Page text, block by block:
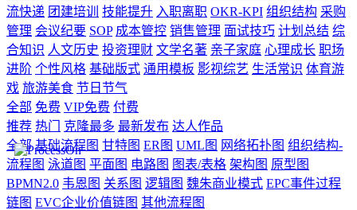
流快递 团建培训 技能提升 入职离职 OKR-KPI 组织结构 采购
管理 会议纪要 SOP 成本管控 销售管理 面试技巧 计划总结 综
合知识 人文历史 投资理财 文学名著 亲子家庭 心理成长 职场
进阶 个性风格 基础版式 通用模板 影视综艺 生活常识 体育游
戏 旅游美食 节日节气
全部 免费 VIP免费 付费
推荐 热门 克隆最多 最新发布 达人作品
全部 基础流程图 甘特图 ER图 UML图 网络拓扑图 组织结构-
流程图 泳道图 平面图 电路图 图表/表格 架构图 原型图
BPMN2.0 韦恩图 关系图 逻辑图 魏朱商业模式 EPC事件过程
链图 EVC企业价值链图 其他流程图